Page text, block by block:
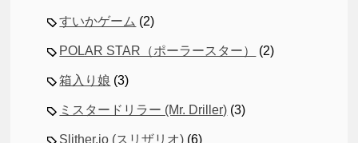
すいかゲーム (2)
POLAR STAR（ポーラースター） (2)
箱入り娘 (3)
ミスタードリラー (Mr. Driller) (3)
Slither.io (スリザリオ) (6)